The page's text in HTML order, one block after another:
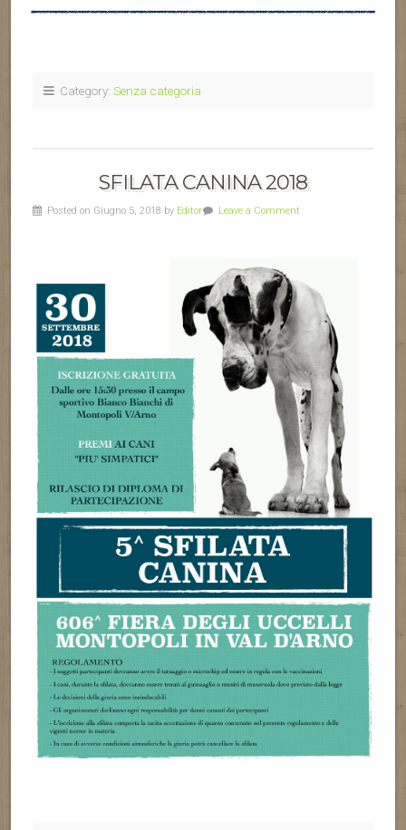
Category: Senza categoria
SFILATA CANINA 2018
Posted on Giugno 5, 2018 by Editor Leave a Comment